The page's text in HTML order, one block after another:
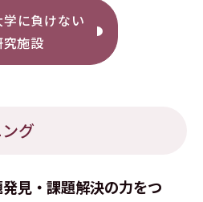
に負けない
究施設
グ
見・課題解決の力をつ